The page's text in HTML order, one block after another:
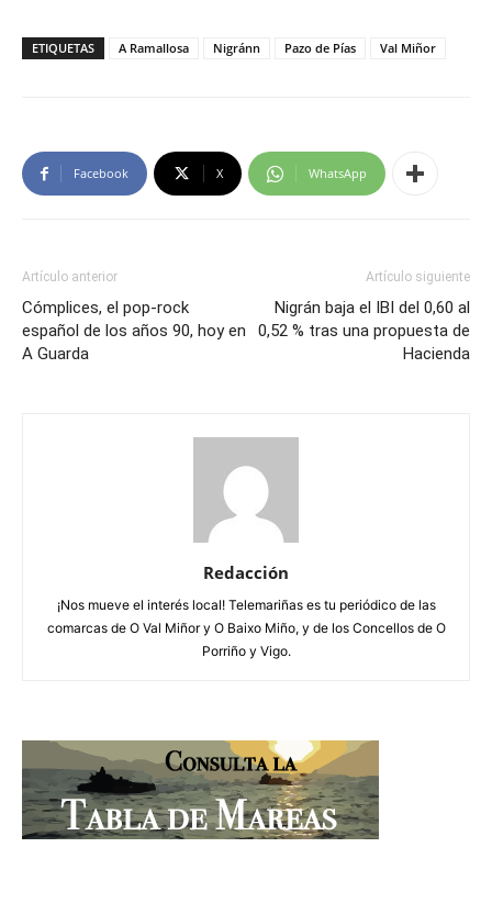
ETIQUETAS A Ramallosa Nigránn Pazo de Pías Val Miñor
Facebook X WhatsApp
Artículo anterior
Cómplices, el pop-rock
español de los años 90, hoy en
A Guarda
Artículo siguiente
Nigrán baja el IBI del 0,60 al
0,52 % tras una propuesta de
Hacienda
Redacción
¡Nos mueve el interés local! Telemariñas es tu periódico de las
comarcas de O Val Miñor y O Baixo Miño, y de los Concellos de O
Porriño y Vigo.